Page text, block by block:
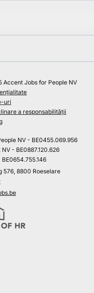
Jobs for People NV
uri
a responsabilității
NV - BE0455.069.956
- BE0887.120.626
576, 8800 Roeselare